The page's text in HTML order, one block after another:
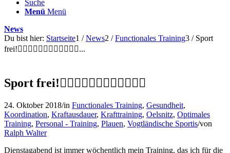
Suche
Menü Menü
News
Du bist hier: Startseite1 / News2 / Functionales Training3 / Sport
frei!🏃‍♂️🏃‍♀️🏋️‍♂️🏋️‍♀️🤸‍♂️🤸‍♀️...
Sport frei!🏃‍♂️🏃‍♀️🏋️‍♂️🏋️‍♀️🤸‍♂️🤸‍♀️
24. Oktober 2018/in Functionales Training, Gesundheit,
Koordination, Kraftausdauer, Krafttraining, Oelsnitz, Optimales
Training, Personal - Training, Plauen, Vogtländische Sportis/von
Ralph Walter
Dienstagabend ist immer wöchentlich mein Training, das ich für die